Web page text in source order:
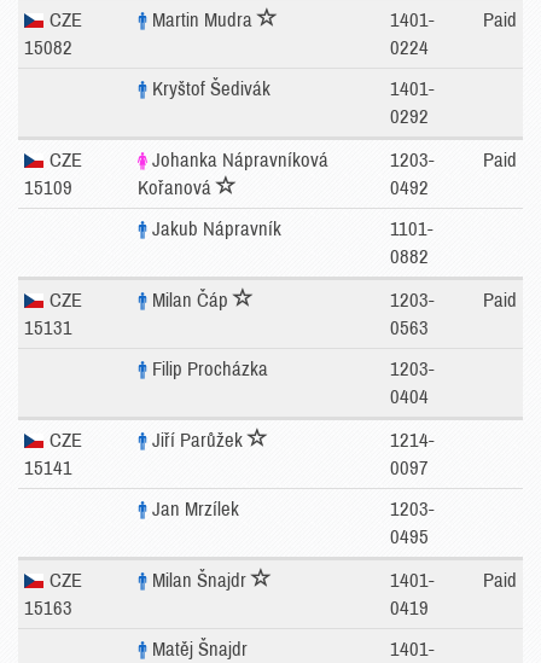
CZE
15082
Martin Mudra
1401-
0224
Paid
Kryštof Šedivák
1401-
0292
CZE
15109
Johanka Nápravníková
Kořanová
1203-
0492
Paid
Jakub Nápravník
1101-
0882
CZE
15131
Milan Čáp
1203-
0563
Paid
Filip Procházka
1203-
0404
CZE
15141
Jiří Parůžek
1214-
0097
Jan Mrzílek
1203-
0495
CZE
15163
Milan Šnajdr
1401-
0419
Paid
Matěj Šnajdr
1401-